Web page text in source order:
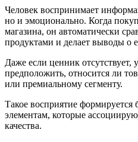
Человек воспринимает
но и эмоционально. Когда
магазина, он автоматически
продуктами и делает выводы о
Даже если ценник отсутствует,
предположить, относится ли
или премиальному сегменту.
Такое восприятие формируется
элементам, которые
качества.